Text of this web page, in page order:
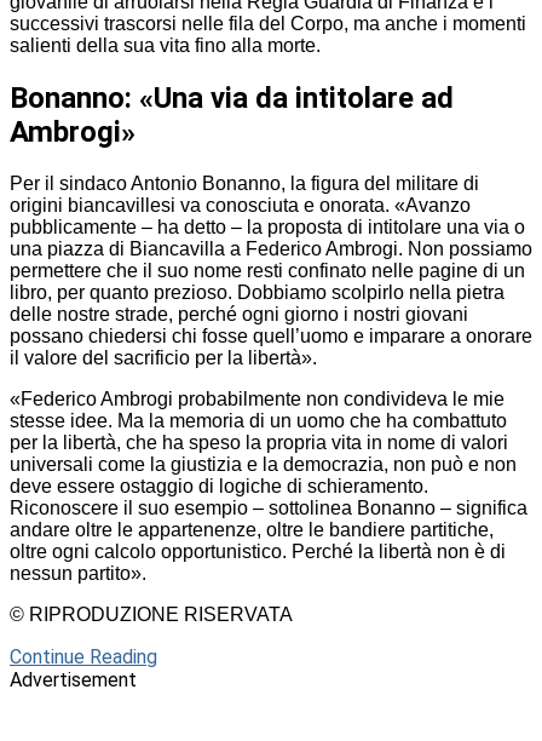
successivi trascorsi nelle fila del Corpo, ma anche i momenti
salienti della sua vita fino alla morte.
Bonanno: «Una via da intitolare ad
Ambrogi»
Per il sindaco Antonio Bonanno, la figura del militare di
origini biancavillesi va conosciuta e onorata. «Avanzo
pubblicamente – ha detto – la proposta di intitolare una via o
una piazza di Biancavilla a Federico Ambrogi. Non possiamo
permettere che il suo nome resti confinato nelle pagine di un
libro, per quanto prezioso. Dobbiamo scolpirlo nella pietra
delle nostre strade, perché ogni giorno i nostri giovani
possano chiedersi chi fosse quell’uomo e imparare a onorare
il valore del sacrificio per la libertà».
«Federico Ambrogi probabilmente non condivideva le mie
stesse idee. Ma la memoria di un uomo che ha combattuto
per la libertà, che ha speso la propria vita in nome di valori
universali come la giustizia e la democrazia, non può e non
deve essere ostaggio di logiche di schieramento.
Riconoscere il suo esempio – sottolinea Bonanno – significa
andare oltre le appartenenze, oltre le bandiere partitiche,
oltre ogni calcolo opportunistico. Perché la libertà non è di
nessun partito».
© RIPRODUZIONE RISERVATA
Continue Reading
Advertisement